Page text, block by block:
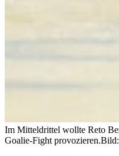
Im Mitteldrittel wollte Reto
Goalie-Fight provozieren.